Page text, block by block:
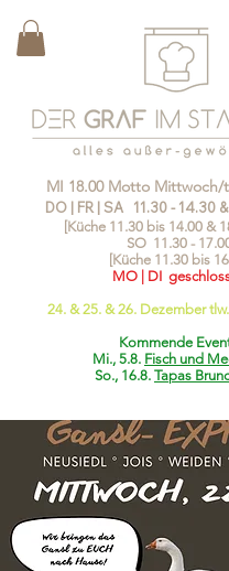
MI 18.00 Motto Mittwoch/
DO | FR | SA 11.30 - 14.30&
[Küche 11.30 bis 14.00 &
SO 11.30 -
[Küche 11.30 bis
MO | DI
24. & 25. & 26. Dezember
Kommende
Mi., 5.8. Fisch und
So., 16.8. Tapas